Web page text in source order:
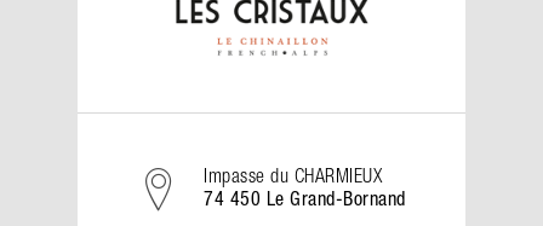
Impasse du CHARMIEUX
74 450 Le Grand-Bornand